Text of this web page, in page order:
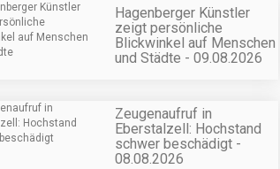
Hagenberger Künstler
zeigt persönliche
Blickwinkel auf Menschen
und Städte - 09.08.2026
Zeugenaufruf in
Eberstalzell: Hochstand
schwer beschädigt -
08.08.2026